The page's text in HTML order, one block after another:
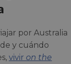
por Australia
y cuándo
vivir on the